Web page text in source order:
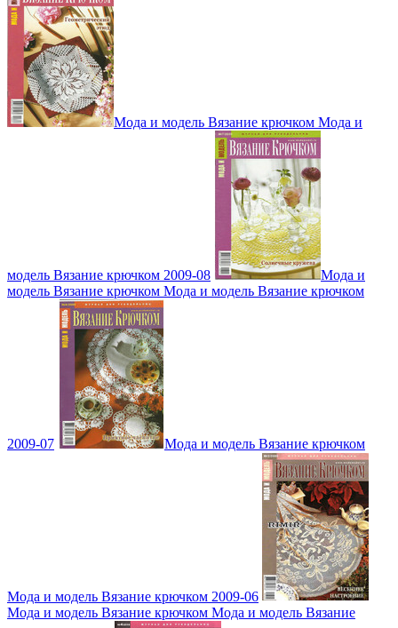
Мода и модель Вязание крючком Мода и
модель Вязание крючком 2009-08
Мода и
модель Вязание крючком Мода и модель Вязание крючком
2009-07 Мода и модель Вязание крючком
Мода и модель Вязание крючком 2009-06
Мода и модель Вязание крючком Мода и модель Вязание